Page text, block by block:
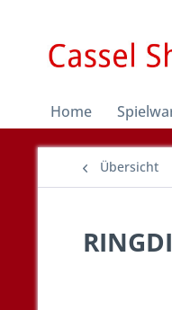
Home
Übersicht